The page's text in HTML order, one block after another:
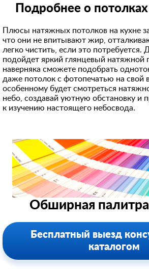
Подробнее о
Плюсы натяжных потолков на кухне
что они не впитывают жир,
легко чистить, если это потребуется.
подойдет яркий глянцевый натяжной
наверняка сможете подобрать
даже потолок с фотопечатью на свой
особенному будет смотреться
небо, создавай уютную обстановку и
к изучению настоящего небосвода.
Обширная палитра
Бесплатный выезд
каталогом